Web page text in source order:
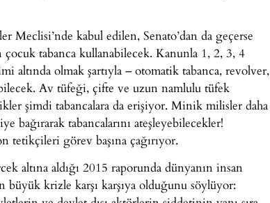
Meclisi’nde kabul edilen, Senato’dan da geçerse
tabanca kullanabilecek. Kanunla 1, 2, 3, 4
altında olmak şartıyla – otomatik tabanca, revolver,
Av tüfeği, çifte ve uzun namlulu tüfek
şimdi tabancalara da erişiyor. Minik milisler daha
tabancalarını ateşleyebilecekler!
tetikçileri görev başına çağırıyor.
altına aldığı 2015 raporunda dünyanın insan
büyük krizle karşı karşıya olduğunu söylüyor: